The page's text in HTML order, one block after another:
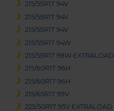
215/55R17 94V
215/55R17 94V
215/55R17 94V
215/55R17 94W
215/55R17 98W EXTRALOAD
215/60R17 96H
215/60R17 96H
215/65R17 99V
225/50R17 95V EXTRALOAD